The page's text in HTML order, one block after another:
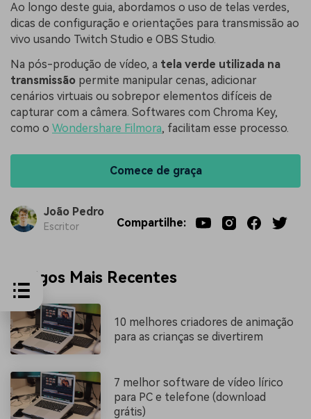
Ao longo deste guia, abordamos o uso de telas verdes,
dicas de configuração e orientações para transmissão ao
vivo usando Twitch Studio e OBS Studio.
Na pós-produção de vídeo, a tela verde utilizada na
transmissão permite manipular cenas, adicionar
cenários virtuais ou sobrepor elementos difíceis de
capturar com a câmera. Softwares com Chroma Key,
como o Wondershare Filmora, facilitam esse processo.
Comece de graça
João Pedro
Escritor Compartilhe:
Artigos Mais Recentes
10 melhores criadores de animação
para as crianças se divertirem
7 melhor software de vídeo lírico
para PC e telefone (download
grátis)